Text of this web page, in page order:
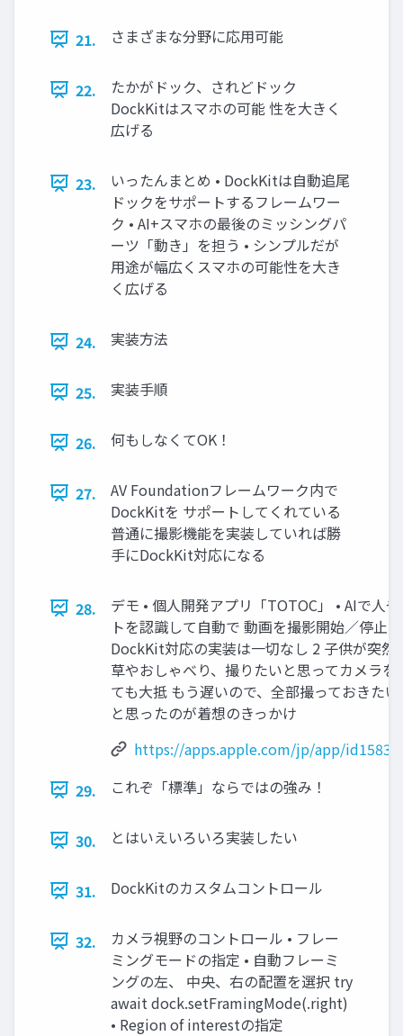
21. さまざまな分野に応用可能
22.
たかがドック、されどドック
DockKitはスマホの可能 性を大きく
広げる
23.
いったんまとめ • DockKitは自動追尾
ドックをサポートするフレームワー
ク • AI+スマホの最後のミッシングパ
ーツ「動き」を担う • シンプルだが
用途が幅広くスマホの可能性を大き
く広げる
24. 実装方法
25. 実装手順
26. 何もしなくてOK！
27.
AV Foundationフレームワーク内で
DockKitを サポートしてくれている
普通に撮影機能を実装していれば勝
手にDockKit対応になる
28.
デモ • 個人開発アプリ「TOTOC」 • AIで人
トを認識して自動で 動画を撮影開始／停止
DockKit対応の実装は一切なし 2 子供が突然
草やおしゃべり、撮りたいと思ってカメラを
ても大抵 もう遅いので、全部撮っておきた
と思ったのが着想のきっかけ
https://apps.apple.com/jp/app/
29.
これぞ「標準」ならではの強み！
30. とはいえいろいろ実装したい
31. DockKitのカスタムコントロール
32.
カメラ視野のコントロール • フレー
ミングモードの指定 • 自動フレーミ
ングの左、 中央、右の配置を選択 try
await dock.setFramingMode(.right)
• Region of interestの指定